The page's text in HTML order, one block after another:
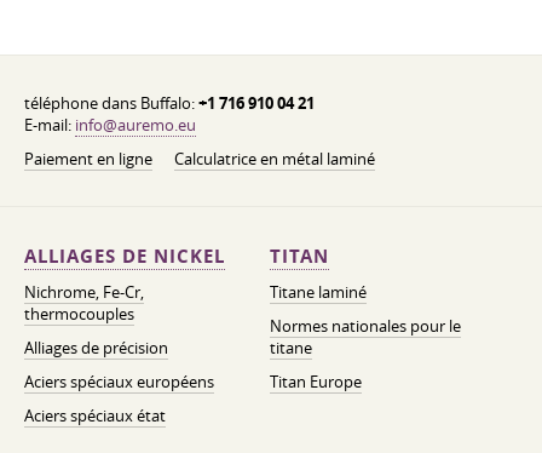
téléphone dans Buffalo:+1 716 910 04 21
E-mail: info@auremo.eu
Paiement en ligne
Calculatrice en métal laminé
ALLIAGES DE NICKEL
Nichrome, Fe-Cr,
thermocouples
Alliages de précision
Aciers spéciaux européens
Aciers spéciaux état
TITAN
Titane laminé
Normes nationales pour le
titane
Titan Europe